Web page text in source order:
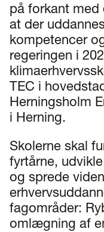
på forkant med
at der
kompetencer
regeringen i
TEC i
Herningsholm
i Herning.
Skolerne skal
fyrtårne,
og sprede
fagområder:
omlægning af